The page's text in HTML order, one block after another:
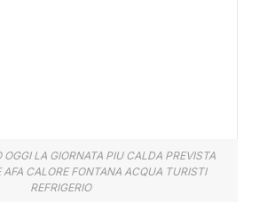
LA GIORNATA PIU CALDA PREVISTA
AFA CALORE FONTANA ACQUA TURISTI
REFRIGERIO